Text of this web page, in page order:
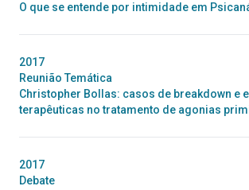
O que se entende por intimidade em
2017
Reunião Temática
Christopher Bollas: casos de breakdown e
terapêuticas no tratamento de agonias
2017
Debate